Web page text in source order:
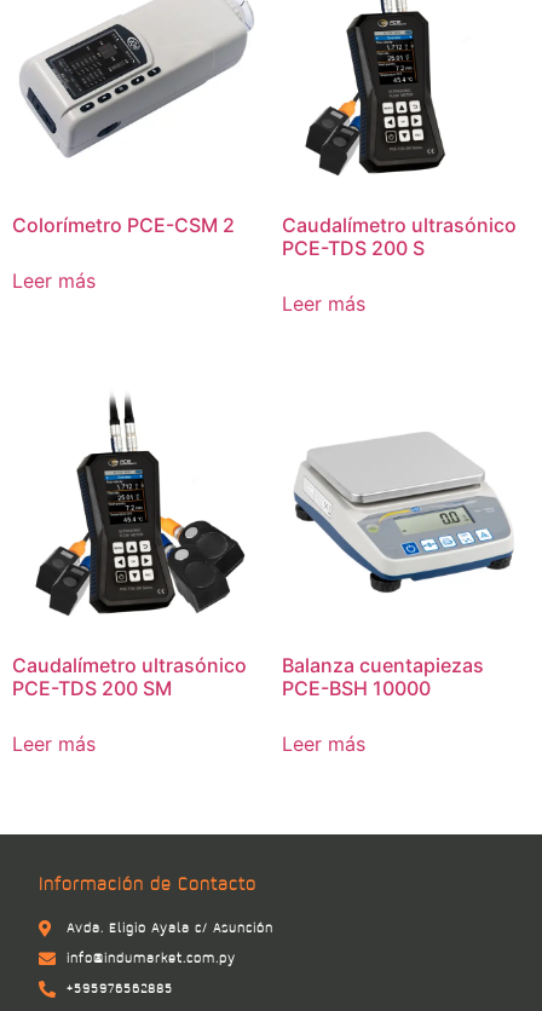
Colorímetro PCE-CSM 2
Leer más
Caudalímetro ultrasónico
PCE-TDS 200 S
Leer más
Caudalímetro ultrasónico
PCE-TDS 200 SM
Leer más
Balanza cuentapiezas
PCE-BSH 10000
Leer más
Información de Contacto
Avda. Eligio Ayala c/ Asunción
info@indumarket.com.py
+595976562885